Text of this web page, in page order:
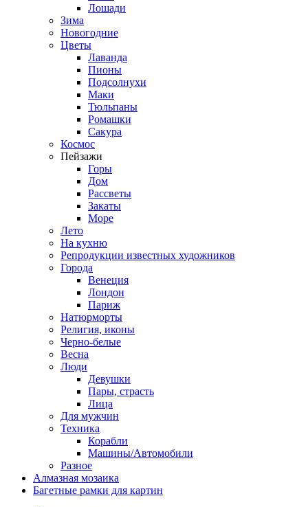
Лошади
Зима
Новогодние
Цветы
Лаванда
Пионы
Подсолнухи
Маки
Тюльпаны
Ромашки
Сакура
Космос
Пейзажи
Горы
Дом
Рассветы
Закаты
Море
Лето
На кухню
Репродукции известных художников
Города
Венеция
Лондон
Париж
Натюрморты
Религия, иконы
Черно-белые
Весна
Люди
Девушки
Пары, страсть
Лица
Для мужчин
Техника
Корабли
Машины/Автомобили
Разное
Алмазная мозаика
Багетные рамки для картин